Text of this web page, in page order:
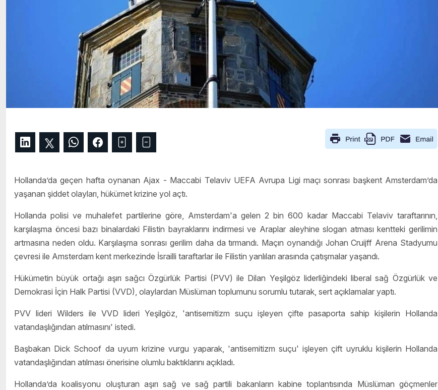
Hollanda’da geçen hafta oynanan Ajax - Maccabi Telaviv UEFA Avrupa Ligi maçı sonrası başkent Amsterdam’da
yaşanan şiddet olayları, hükümet krizine yol açtı.
Hollanda polisi ve muhalefet partilerine göre, Amsterdam'a gelen 2 bin 600 kadar Maccabi Telaviv taraftarının,
karşılaşma öncesi bazı binalardaki Filistin bayraklarını indirmesi ve Araplar aleyhine slogan atması kentteki gerilimin
artmasına neden oldu. Karşılaşma sonrası gerilim daha da tırmandı. Maçın oynandığı Johan Cruijff Arena Stadyumu
çevresi ile Amsterdam kent merkezinde İsrailli taraftarlar ile Filistin yanlıları arasında çatışmalar yaşandı.
Hükümetin büyük ortağı aşırı sağcı Özgürlük Partisi (PVV) ile Dilan Yeşilgöz liderliğindeki liberal sağ Özgürlük ve
Demokrasi İçin Halk Partisi (VVD), olaylardan Müslüman toplumunu sorumlu tutarak, sert açıklamalar yaptı.
PVV lideri Wilders ile VVD lideri Yeşilgöz, 'antisemitizm suçu işleyen çifte pasaporta sahip kişilerin Hollanda
vatandaşlığından atılmasını' istedi.
Başbakan Dick Schoof da uyum krizine vurgu yaparak, 'antisemitizm suçu' işleyen çift uyruklu kişilerin Hollanda
vatandaşlığından atılması önerisine olumlu baktıklarını açıkladı.
Hollanda’da koalisyonu oluşturan aşırı sağ ve sağ partili bakanların kabine toplantısında Müslüman göçmenler